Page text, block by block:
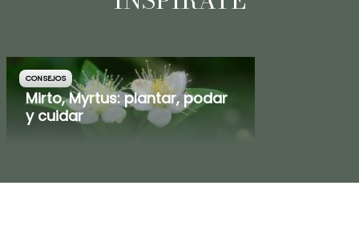
CONSEJOS
Mirto, Myrtus: plantar, podar
y cuidar